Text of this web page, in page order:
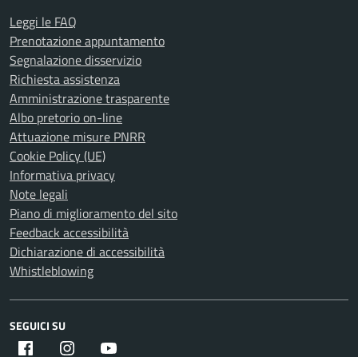
Leggi le FAQ
Prenotazione appuntamento
Segnalazione disservizio
Richiesta assistenza
Amministrazione trasparente
Albo pretorio on-line
Attuazione misure PNRR
Cookie Policy (UE)
Informativa privacy
Note legali
Piano di miglioramento del sito
Feedback accessibilità
Dichiarazione di accessibilità
Whistleblowing
SEGUICI SU
Facebook Instagram